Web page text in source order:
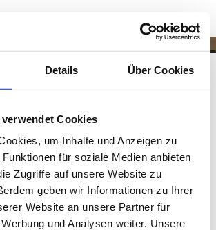
Details Über Cookies
Cookies
um Inhalte und Anzeigen zu
für soziale Medien anbieten
Zugriffe auf unsere Website zu
geben wir Informationen zu Ihrer
Website an unsere Partner für
und Analysen weiter. Unsere